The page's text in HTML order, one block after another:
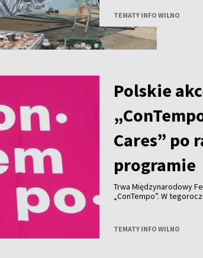
TEMATY INFO WILNO
Polskie
Cares” po
programie
Trwa Międzynarodowy
„ConTempo”. W tegorocznym programie nie zabrakło również polskich
„Who Cares”.
TEMATY INFO WILNO